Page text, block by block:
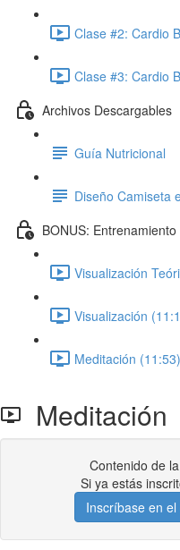
Clase #2: Cardio
Clase #3: Cardio
Archivos Descargables
Guía Nutricional
Diseño Camiseta
BONUS:
Visualización
Visualización
Meditación (11:53)
Meditación
Contenido de
Si ya estás
Inscríbase en el